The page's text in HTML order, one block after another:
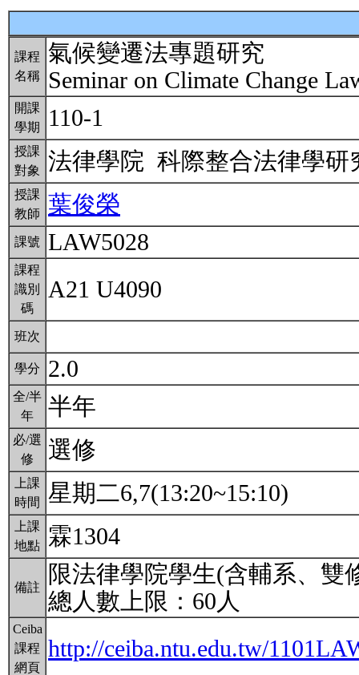
課程
名稱
氣候變遷法專題研究
Seminar on Climate Change
開課
學期
110-1
授課
對象
法律學院 科際整合法律學
授課
教師
葉俊榮
課號 LAW5028
課程
識別
碼
A21 U4090
班次
學分 2.0
全/半
年
半年
必/選
修
選修
上課
時間
星期二6,7(13:20~15:10)
上課
地點
霖1304
備註
限法律學院學生(含輔系、雙
總人數上限：60人
Ceiba
課程
網頁
http://ceiba.ntu.edu.tw/